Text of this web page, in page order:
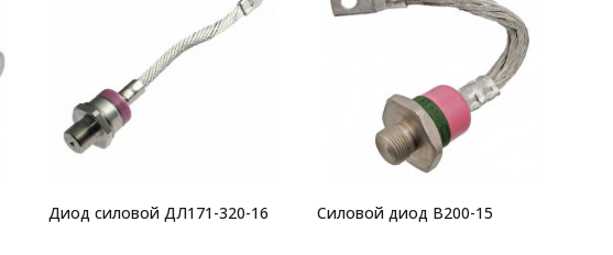
Диод силовой ДЛ171-320-16 Силовой диод В200-15